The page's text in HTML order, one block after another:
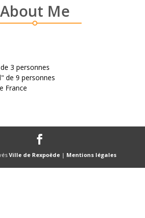
About Me
3 personnes
de 9 personnes
France
Ville de Rexpoëde| Mentions légales